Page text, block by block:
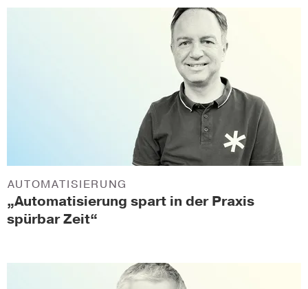
„Automatisierung spart in der Praxis
spürbar Zeit“
AUTOMATISIERUNG